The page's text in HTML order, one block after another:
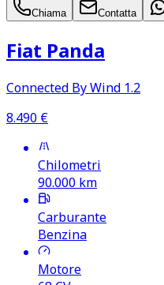
Chiama Contatta
Fiat Panda
Connected By Wind 1.2
8.490 €
Chilometri
90.000 km
Carburante
Benzina
Motore